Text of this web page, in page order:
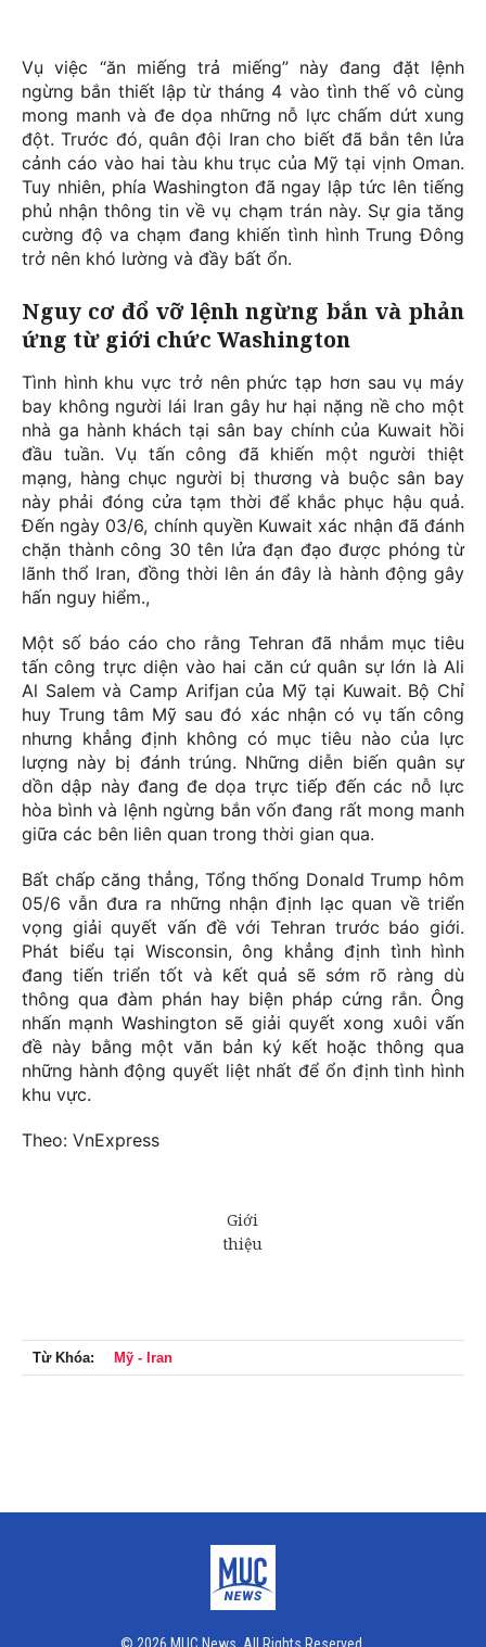
Vụ việc “ăn miếng trả miếng” này đang đặt lệnh
ngừng bắn thiết lập từ tháng 4 vào tình thế vô cùng
mong manh và đe dọa những nỗ lực chấm dứt xung
đột. Trước đó, quân đội Iran cho biết đã bắn tên lửa
cảnh cáo vào hai tàu khu trục của Mỹ tại vịnh Oman.
Tuy nhiên, phía Washington đã ngay lập tức lên tiếng
phủ nhận thông tin về vụ chạm trán này. Sự gia tăng
cường độ va chạm đang khiến tình hình Trung Đông
trở nên khó lường và đầy bất ổn.
Nguy cơ đổ vỡ lệnh ngừng bắn và phản
ứng từ giới chức Washington
Tình hình khu vực trở nên phức tạp hơn sau vụ máy
bay không người lái Iran gây hư hại nặng nề cho một
nhà ga hành khách tại sân bay chính của Kuwait hồi
đầu tuần. Vụ tấn công đã khiến một người thiệt
mạng, hàng chục người bị thương và buộc sân bay
này phải đóng cửa tạm thời để khắc phục hậu quả.
Đến ngày 03/6, chính quyền Kuwait xác nhận đã đánh
chặn thành công 30 tên lửa đạn đạo được phóng từ
lãnh thổ Iran, đồng thời lên án đây là hành động gây
hấn nguy hiểm.,
Một số báo cáo cho rằng Tehran đã nhắm mục tiêu
tấn công trực diện vào hai căn cứ quân sự lớn là Ali
Al Salem và Camp Arifjan của Mỹ tại Kuwait. Bộ Chỉ
huy Trung tâm Mỹ sau đó xác nhận có vụ tấn công
nhưng khẳng định không có mục tiêu nào của lực
lượng này bị đánh trúng. Những diễn biến quân sự
dồn dập này đang đe dọa trực tiếp đến các nỗ lực
hòa bình và lệnh ngừng bắn vốn đang rất mong manh
giữa các bên liên quan trong thời gian qua.
Bất chấp căng thẳng, Tổng thống Donald Trump hôm
05/6 vẫn đưa ra những nhận định lạc quan về triển
vọng giải quyết vấn đề với Tehran trước báo giới.
Phát biểu tại Wisconsin, ông khẳng định tình hình
đang tiến triển tốt và kết quả sẽ sớm rõ ràng dù
thông qua đàm phán hay biện pháp cứng rắn. Ông
nhấn mạnh Washington sẽ giải quyết xong xuôi vấn
đề này bằng một văn bản ký kết hoặc thông qua
những hành động quyết liệt nhất để ổn định tình hình
khu vực.
Theo: VnExpress
Từ Khóa: Mỹ - Iran